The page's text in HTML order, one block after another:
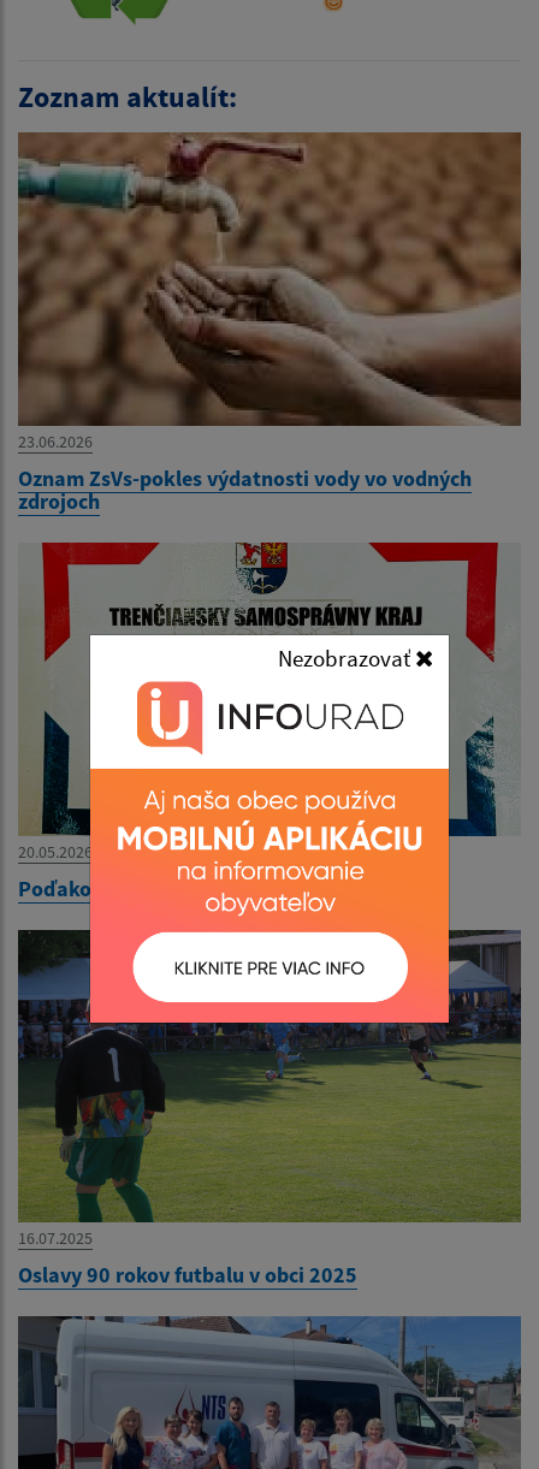
Zoznam aktualít:
23.06.2026
Oznam ZsVs-pokles výdatnosti vody vo vodných
zdrojoch
20.05.2026
Poďakovanie TSK
16.07.2025
Oslavy 90 rokov futbalu v obci 2025
Nezobrazovať